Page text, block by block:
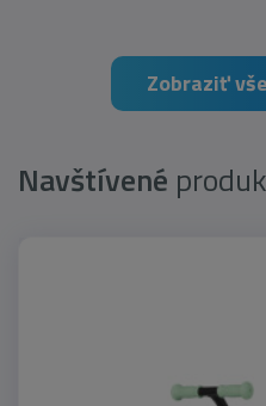
Zobraziť
Navštívené